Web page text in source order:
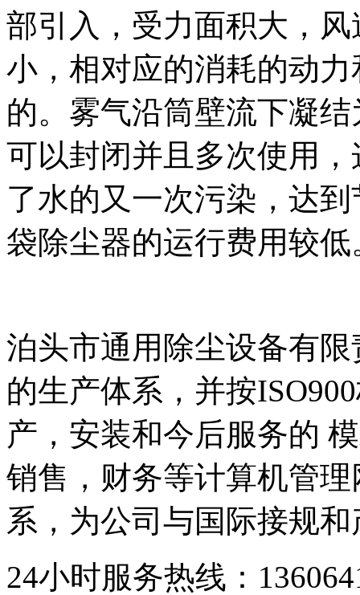
部引入，受力面积大，
小，相对应的消耗的动
的。雾气沿筒壁流下凝
可以封闭并且多次使用
了水的又一次污染，达
袋除尘器的运行费用较低
泊头市通用除尘设备有
的生产体系，并按
产，安装和今后服务的
销售，财务等计算机管
系，为公司与国际接规
24小时服务热线：